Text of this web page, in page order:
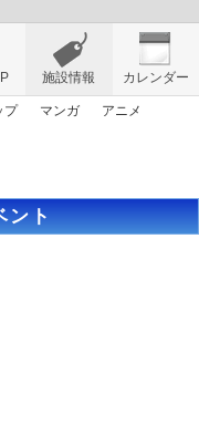
ョップ、出会い、転職まで名古
カレンダー
施設情報
プ マンガ
アニメ
ント